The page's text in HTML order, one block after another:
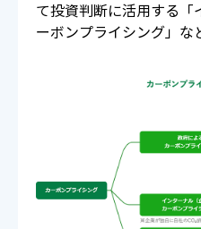
て投資判断に活用する「
ーボンプライシング」な